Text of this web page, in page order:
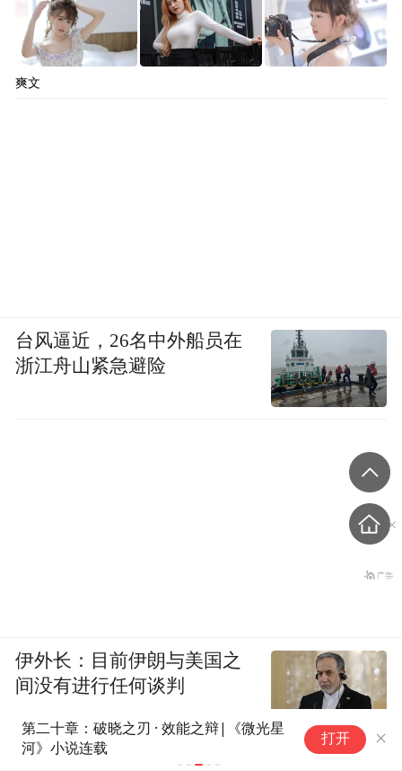
第十章：沃土新苗 · 生生不息|
《微光星河》小说连载
打开
爽文
台风逼近，26名中外船员在
浙江舟山紧急避险
伊外长：目前伊朗与美国之
间没有进行任何谈判
CCTV国际时讯